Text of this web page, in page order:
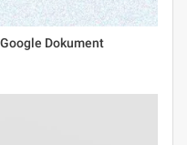
Dokument